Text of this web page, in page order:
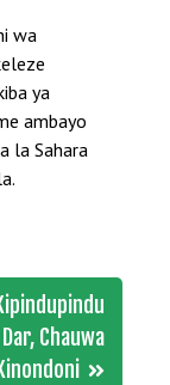
wa
ya
ambayo
la Sahara
Chauwa